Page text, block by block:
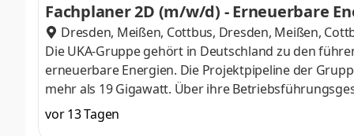
arbeitest du eigen
Fachplaner 2D (m/w/d) - Erneuerbare
Dresden, Meißen, Cottbus, Dresden, Meißen,
Die UKA-Gruppe gehört in Deutschland zu den
erneuerbare Energien. Die Projektpipeline der
mehr als 19 Gigawatt. Über ihre
hinaus die Betriebsführung für Wind- und PV-Parks.
Umsetzung der Energiewende arbeiten. Hierfür
vor 13 Tagen